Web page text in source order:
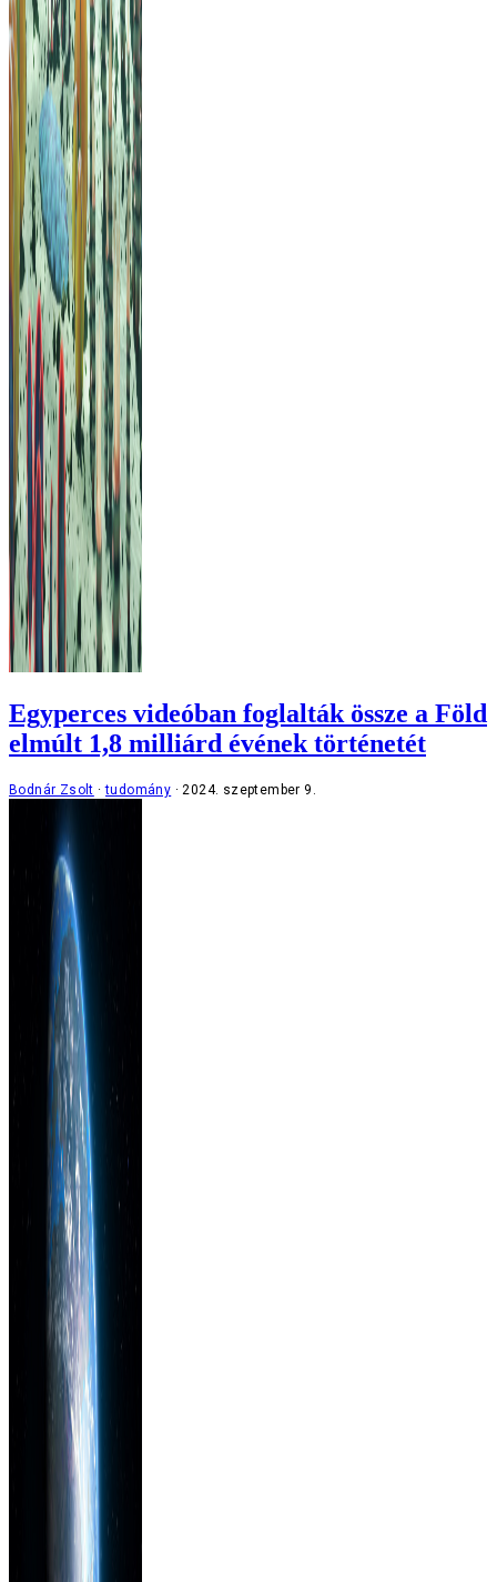
Egyperces videóban foglalták össze a Föld
elmúlt 1,8 milliárd évének történetét
Bodnár Zsolt tudomány 2024. szeptember 9.